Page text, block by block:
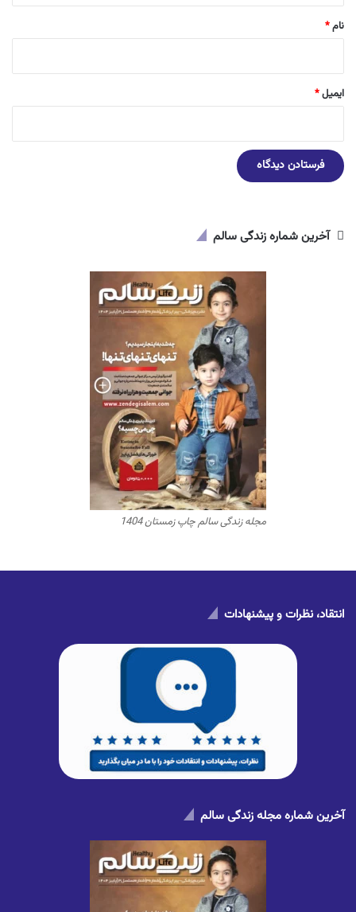
نام*
ایمیل*
آخرین شماره زندگی سالم
مجله زندگی سالم چاپ زمستان 1404
انتقاد، نظرات و پیشنهادات
آخرین شماره مجله زندگی سالم